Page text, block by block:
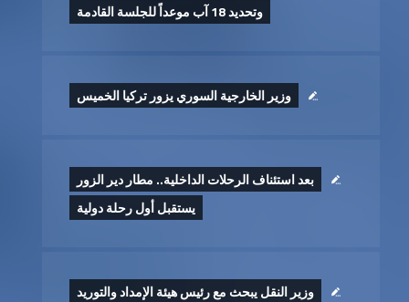
وتحديد 18 آب موعداً للجلسة القادمة
وزير الخارجية السوري يزور تركيا الخميس
بعد استئناف الرحلات الداخلية.. مطار دير الزور
يستقبل أول رحلة دولية
وزير النقل يبحث مع رئيس هيئة الإمداد والتوريد